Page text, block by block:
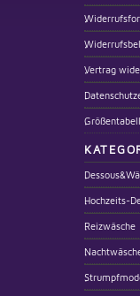
Vertrag
Hochzeits-
Reizwäsche